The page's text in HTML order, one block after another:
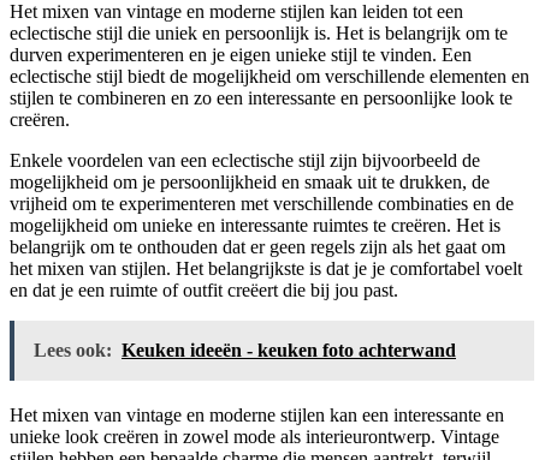
Het mixen van vintage en moderne stijlen kan leiden tot een
eclectische stijl die uniek en persoonlijk is. Het is belangrijk om te
durven experimenteren en je eigen unieke stijl te vinden. Een
eclectische stijl biedt de mogelijkheid om verschillende elementen en
stijlen te combineren en zo een interessante en persoonlijke look te
creëren.
Enkele voordelen van een eclectische stijl zijn bijvoorbeeld de
mogelijkheid om je persoonlijkheid en smaak uit te drukken, de
vrijheid om te experimenteren met verschillende combinaties en de
mogelijkheid om unieke en interessante ruimtes te creëren. Het is
belangrijk om te onthouden dat er geen regels zijn als het gaat om
het mixen van stijlen. Het belangrijkste is dat je je comfortabel voelt
en dat je een ruimte of outfit creëert die bij jou past.
Lees ook: Keuken ideeën - keuken foto achterwand
Het mixen van vintage en moderne stijlen kan een interessante en
unieke look creëren in zowel mode als interieurontwerp. Vintage